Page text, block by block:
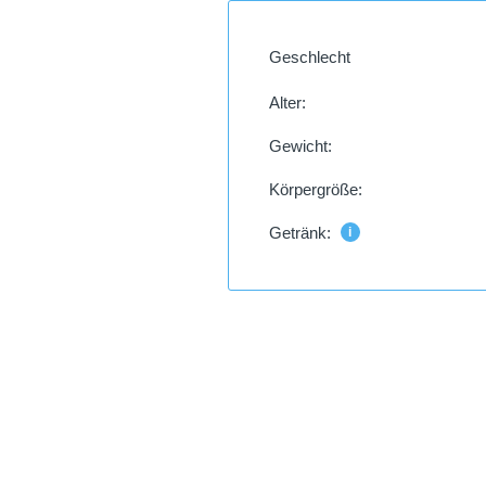
Geschlecht
Alter:
Gewicht:
Körpergröße:
Getränk: i